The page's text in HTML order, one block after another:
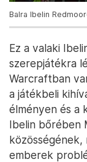
Balra Ibelin
Ez a valaki
szerepjátékra
Warcraftban
a játékbeli
élményen és a
Ibelin bőrében
közösségének,
emberek